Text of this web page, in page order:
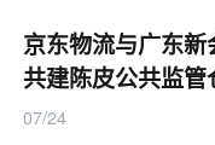
京东物流与广东
共建陈皮公共监管
07/24